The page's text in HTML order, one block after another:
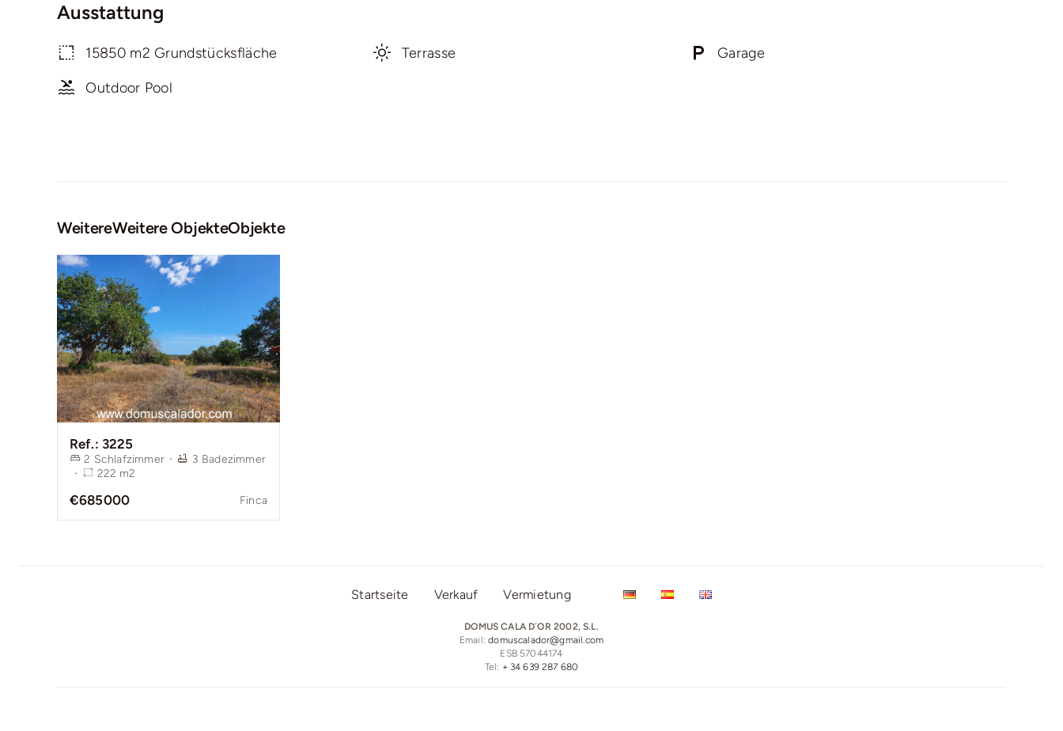
Ausstattung
15850 m2 Grundstücksfläche Terrasse
Garage
Outdoor Pool
WeitereWeitere ObjekteObjekte
Ref.: 3225
2 Schlafzimmer · 3 Badezimmer
·
222 m2
€685000 Finca
Startseite Verkauf Vermietung
DOMUS CALA D´OR 2002, S.L.
Email:domuscalador@gmail.com
ESB 57044174
Tel: + 34 639 287 680